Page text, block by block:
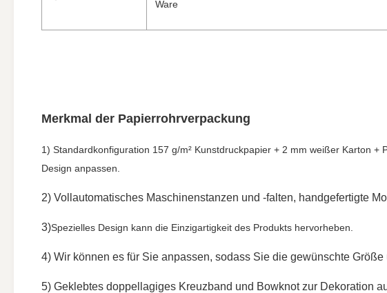
Ware
Merkmal der Papierrohrverpackung
1) Standardkonfiguration 157 g/m² Kunstdruckpapier + 2 mm weißer Karton
Design anpassen.
2) Vollautomatisches Maschinenstanzen und -falten, handgefertigte
3)Spezielles Design kann die Einzigartigkeit des Produkts hervorheben.
4) Wir können es für Sie anpassen, sodass Sie die gewünschte
5) Geklebtes doppellagiges Kreuzband und Bowknot zur Dekoration